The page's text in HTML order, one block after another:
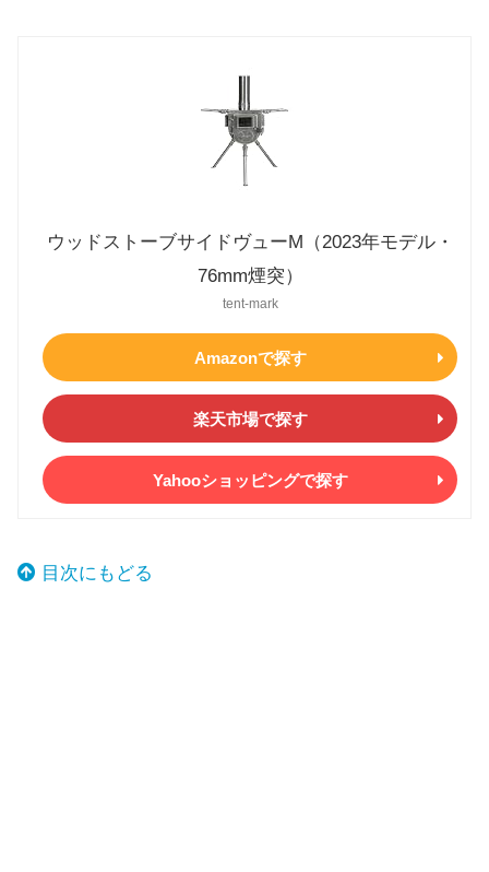
ウッドストーブサイドヴューM（2023年モデル・
76mm煙突）
tent-mark
Amazonで探す
楽天市場で探す
Yahooショッピングで探す
目次にもどる